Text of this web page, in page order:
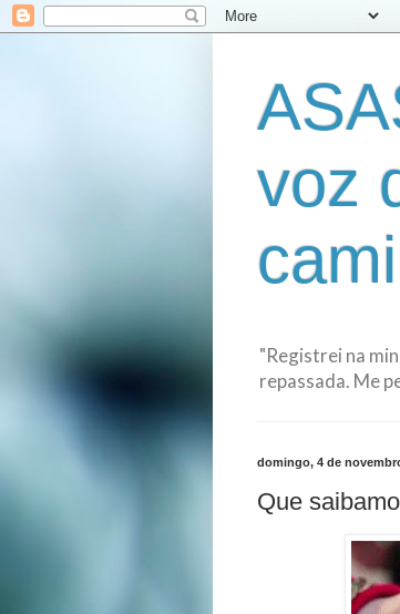
voz
"Registrei na
repassada. Me
domingo, 4 de
Que